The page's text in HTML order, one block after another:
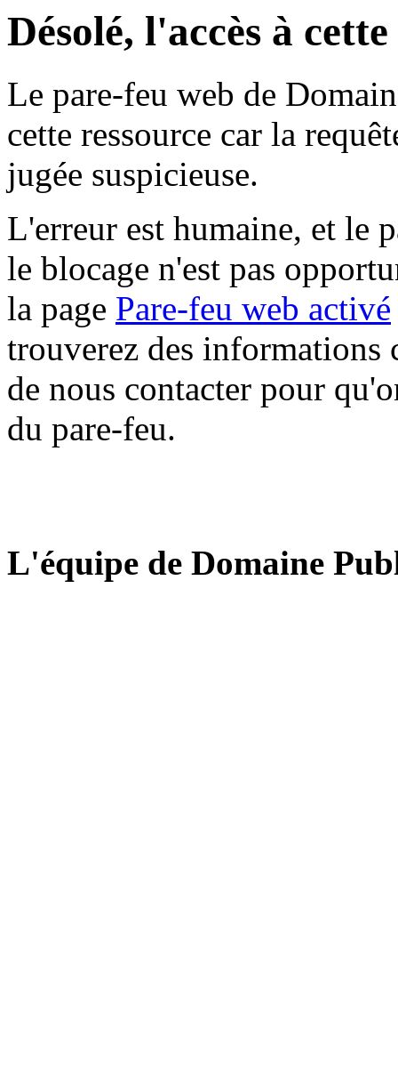
Désolé, l'accès à
Le pare-feu web de
cette ressource car la
jugée suspicieuse.
L'erreur est humaine, et le
le blocage n'est pas
la page Pare-feu web activé
trouverez des informations
de nous contacter pour
du pare-feu.
L'équipe de Domaine